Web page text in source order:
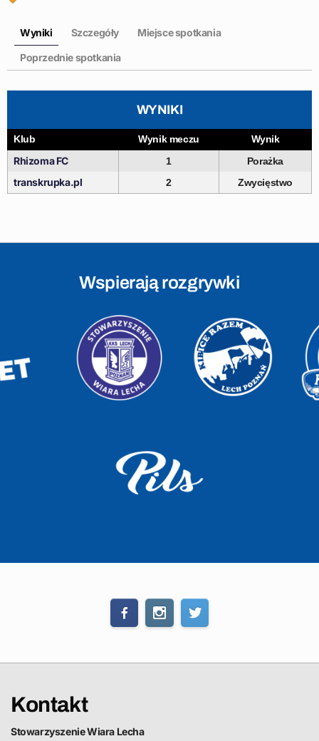
Wyniki Szczegóły Miejsce spotkania
Poprzednie spotkania
WYNIKI
Klub Wynik meczu Wynik
Rhizoma FC 1 Porażka
transkrupka.pl 2 Zwycięstwo
Wspierają rozgrywki
Kontakt
Stowarzyszenie Wiara Lecha